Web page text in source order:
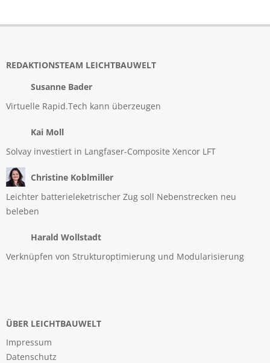
REDAKTIONSTEAM LEICHTBAUWELT
Susanne Bader
Virtuelle Rapid.Tech kann überzeugen
Kai Moll
Solvay investiert in Langfaser-Composite Xencor LFT
Christine Koblmiller
Leichter batterieleketrischer Zug soll Nebenstrecken neu
beleben
Harald Wollstadt
Verknüpfen von Strukturoptimierung und Modularisierung
ÜBER LEICHTBAUWELT
Impressum
Datenschutz